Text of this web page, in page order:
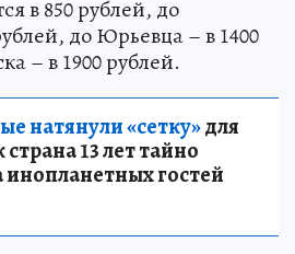
в 850 рублей, до
до Юрьевца – в 1400
– в 1900 рублей.
натянули «сетку»для
13 лет тайно
инопланетных гостей